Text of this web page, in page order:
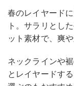
春のレイヤード
ト。サラリとし
ット素材で、爽
ネックラインや
とレイヤードす